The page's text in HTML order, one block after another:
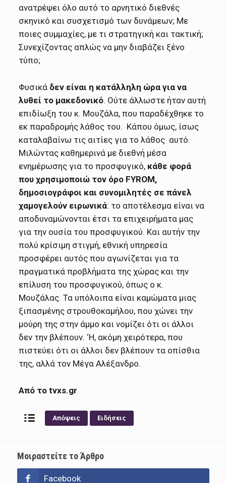
ανατρέψει όλο αυτό το αρνητικό διεθνές
σκηνικό και συσχετισμό των δυνάμεων; Mε
ποιες συμμαχίες, με τι στρατηγική και τακτική;
Συνεχίζοντας απλώς να μην διαβάζει ξένο
τύπο;
Φυσικά δεν είναι η κατάλληλη ώρα για να
λυθεί το μακεδονικό. Ούτε άλλωστε ήταν αυτή
επιδίωξη του κ. Μουζάλα, που παραδέχθηκε το
εκ παραδρομής λάθος του. Κάπου όμως, ίσως
καταλαβαίνω τις αιτίες για το λάθος αυτό.
Μιλώντας καθημερινά με διεθνή μέσα
ενημέρωσης για το προσφυγικό, κάθε φορά
που χρησιμοποιώ τον όρο FYROM,
δημοσιογράφοι και συνομιλητές σε πάνελ
χαμογελούν ειρωνικά: το αποτέλεσμα είναι να
αποδυναμώνονται έτσι τα επιχειρήματα μας
για την ουσία του προσφυγικού. Και αυτήν την
πολύ κρίσιμη στιγμή, εθνική υπηρεσία
προσφέρει αυτός που αγωνίζεται για τα
πραγματικά προβλήματα της χώρας και την
επίλυση του προσφυγικού, όπως ο κ.
Μουζάλας. Τα υπόλοιπα είναι καμώματα μιας
ξιπασμένης στρουθοκαμήλου, που χώνει την
μούρη της στην άμμο και νομίζει ότι οι άλλοι
δεν την βλέπουν. ‘Η, ακόμη χειρότερα, που
πιστεύει ότι οι άλλοι δεν βλέπουν τα οπίσθια
της, αλλά τον Μέγα Αλέξανδρο.
Από το tvxs.gr
Απόψεις Ειδήσεις
Μοιραστείτε το Άρθρο
Facebook